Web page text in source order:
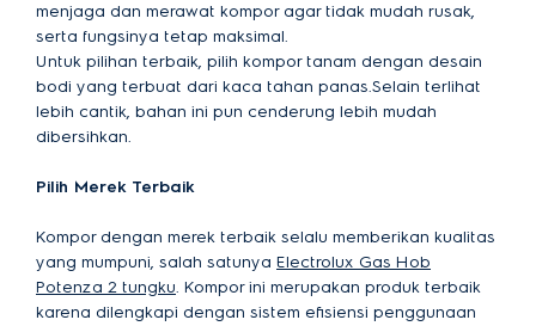
menjaga dan merawat kompor agar tidak mudah rusak,
serta fungsinya tetap maksimal.
Untuk pilihan terbaik, pilih kompor tanam dengan desain
bodi yang terbuat dari kaca tahan panas.Selain terlihat
lebih cantik, bahan ini pun cenderung lebih mudah
dibersihkan.
Pilih Merek Terbaik
Kompor dengan merek terbaik selalu memberikan kualitas
yang mumpuni, salah satunya Electrolux Gas Hob
Potenza 2 tungku. Kompor ini merupakan produk terbaik
karena dilengkapi dengan sistem efisiensi penggunaan